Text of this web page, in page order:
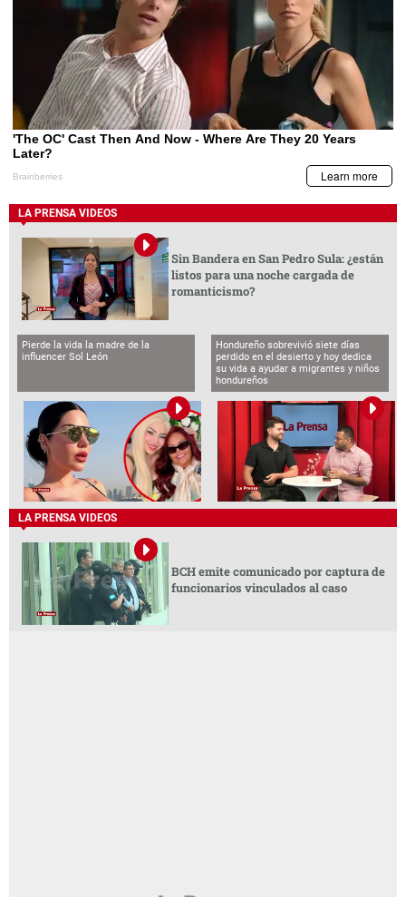
LA PRENSA VIDEOS
Sin Bandera en San Pedro Sula: ¿están
listos para una noche cargada de
romanticismo?
Pierde la vida la madre de la
influencer Sol León
Hondureño sobrevivió siete días
perdido en el desierto y hoy dedica
su vida a ayudar a migrantes y niños
hondureños
LA PRENSA VIDEOS
BCH emite comunicado por captura de
funcionarios vinculados al caso